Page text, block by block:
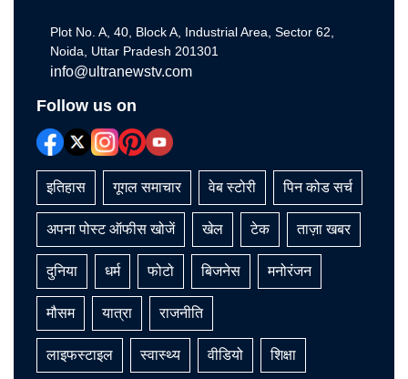
Plot No. A, 40, Block A, Industrial Area, Sector 62,
Noida, Uttar Pradesh 201301
info@ultranewstv.com
Follow us on
इतिहास गूगल समाचार वेब स्टोरी पिन कोड सर्च
अपना पोस्ट ऑफीस खोजें खेल टेक ताज़ा खबर
दुनिया धर्म फोटो बिजनेस मनोरंजन
मौसम यात्रा राजनीति
लाइफस्टाइल स्वास्थ्य वीडियो शिक्षा